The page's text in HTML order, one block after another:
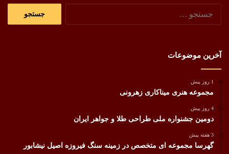
آخرین موضوعات
1 روز پیش
مجموعه هنری میناکاری زهرونی
4 روز پیش
دومین جشنواره ملی طراحی طلا و جواهر ایران
3 هفته پیش
گهرسا مجموعه ای متخصص در زمینه سنگ فیروزه اصیل نیشابور